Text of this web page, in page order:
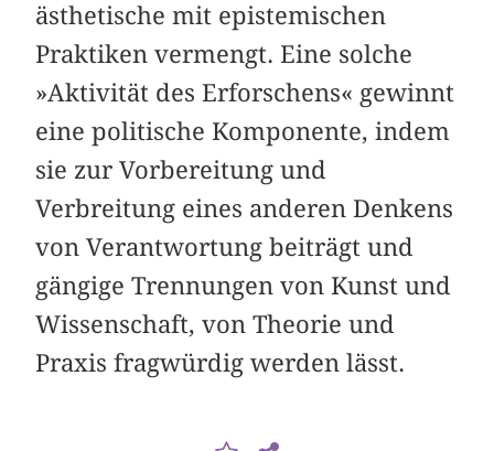
ästhetische mit epistemischen
Praktiken vermengt. Eine solche
»Aktivität des Erforschens« gewinnt
eine politische Komponente, indem
sie zur Vorbereitung und
Verbreitung eines anderen Denkens
von Verantwortung beiträgt und
gängige Trennungen von Kunst und
Wissenschaft, von Theorie und
Praxis fragwürdig werden lässt.